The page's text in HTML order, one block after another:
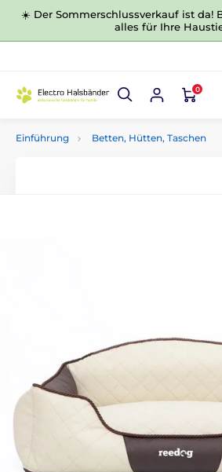
☀️ Der Sommerschlussverkauf ist da!
alles für Ihre
0
Einführung Betten, Hütten, Taschen